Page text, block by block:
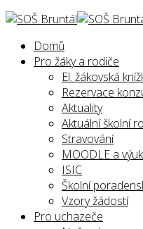
Domů
Pro žáky a rodiče
El. žákovská
Rezervace
Aktuality
Aktuální školní
Stravování
MOODLE a
ISIC
Školní
Vzory žádostí
Pro uchazeče